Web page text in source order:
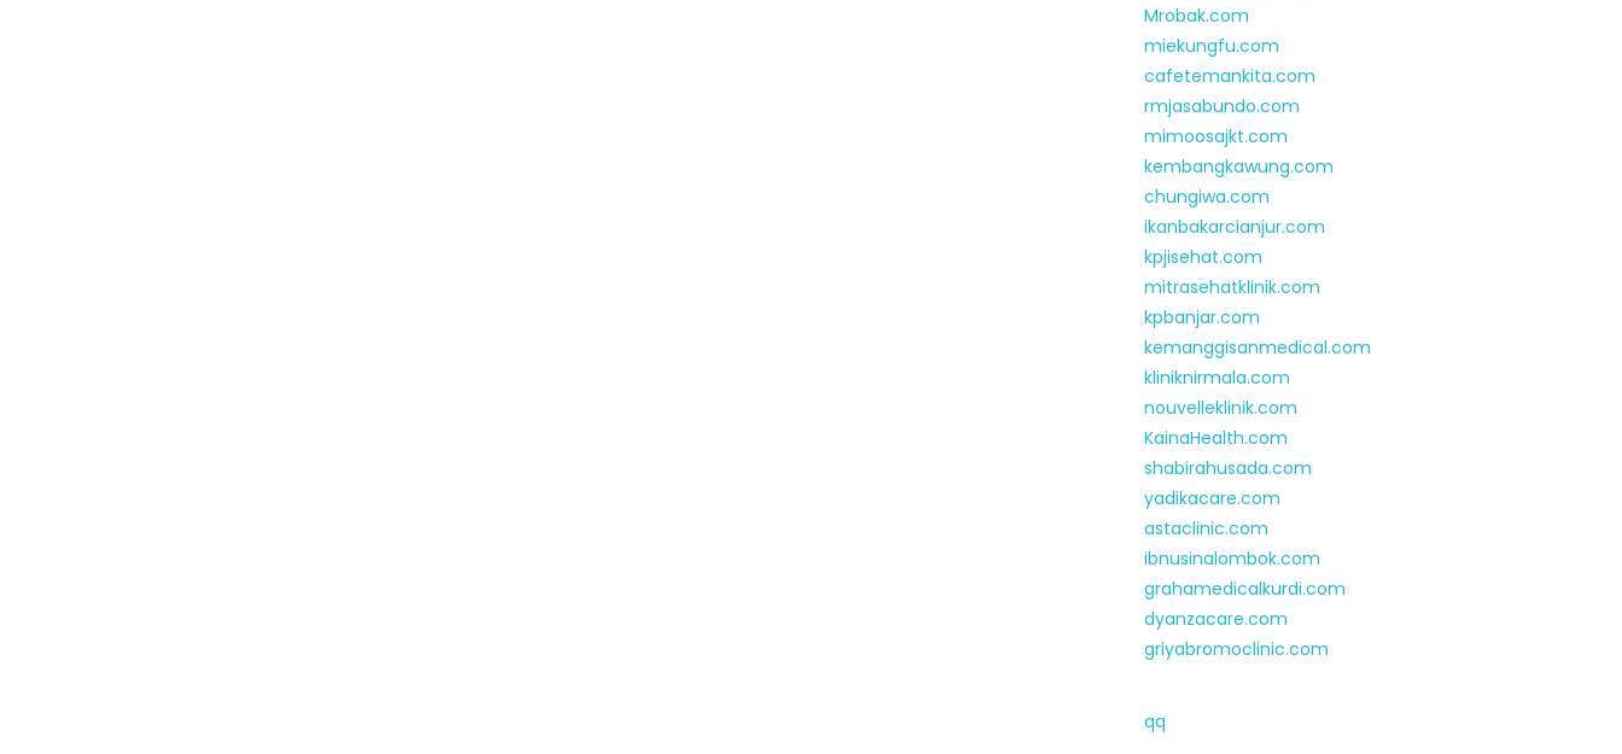
Mrobak.com
miekungfu.com
cafetemankita.com
rmjasabundo.com
mimoosajkt.com
kembangkawung.com
chungiwa.com
ikanbakarcianjur.com
kpjisehat.com
mitrasehatklinik.com
kpbanjar.com
kemanggisanmedical.com
kliniknirmala.com
nouvelleklinik.com
KainaHealth.com
shabirahusada.com
yadikacare.com
astaclinic.com
ibnusinalombok.com
grahamedicalkurdi.com
dyanzacare.com
griyabromoclinic.com
qq